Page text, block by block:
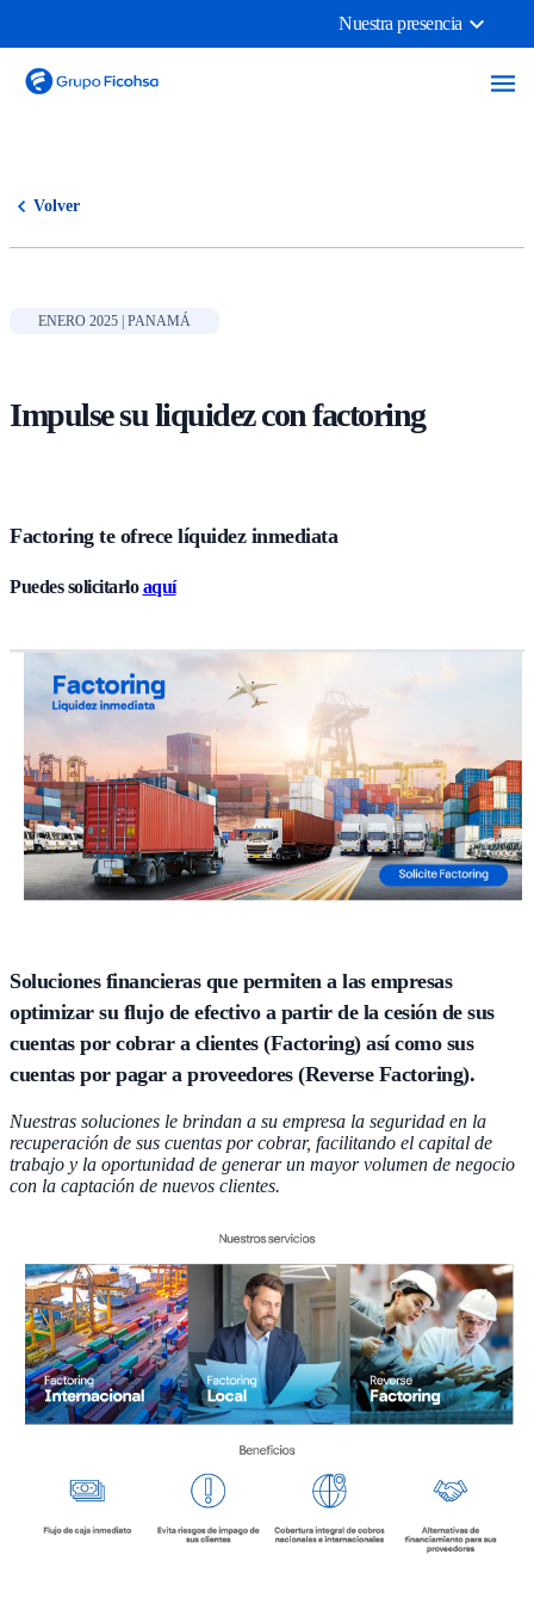
Nuestra presencia
Volver
ENERO 2025 | PANAMÁ
Impulse su liquidez con factoring
Factoring te ofrece líquidez inmediata
Puedes solicitarloaquí
Soluciones financieras que permiten a las empresas
optimizar su flujo de efectivo a partir de la cesión de sus
cuentas por cobrar a clientes (Factoring) así como sus
cuentas por pagar a proveedores (Reverse Factoring).
Nuestras soluciones le brindan a su empresa la seguridad en la
recuperación de sus cuentas por cobrar, facilitando el capital de
trabajo y la oportunidad de generar un mayor volumen de negocio
con la captación de nuevos clientes.